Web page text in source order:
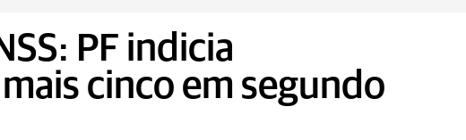
PF indicia
cinco em segundo